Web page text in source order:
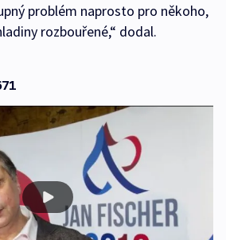
problém naprosto pro někoho,
rozbouřené,“ dodal.